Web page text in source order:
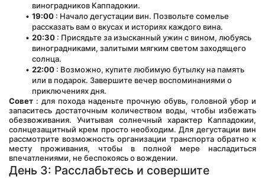
виноградников Каппадокии.
19:00 : Начало дегустации вин. Позвольте сомелье
рассказать вам о вкусах и историях каждого вина.
20:30 : Присядьте за изысканный ужин с вином, любуясь
виноградниками, залитыми мягким светом заходящего
солнца.
22:00 : Возможно, купите любимую бутылку на память
или в подарок. Завершите вечер воспоминаниями о
приключениях дня.
Совет : для похода наденьте прочную обувь, головной убор и
запаситесь достаточным количеством воды, чтобы избежать
обезвоживания. Учитывая солнечный характер Каппадокии,
солнцезащитный крем просто необходим. Для дегустации вин
рассмотрите возможность организации транспорта обратно к
месту проживания, чтобы в полной мере насладиться
впечатлениями, не беспокоясь о вождении.
День 3: Расслабьтесь и совершите